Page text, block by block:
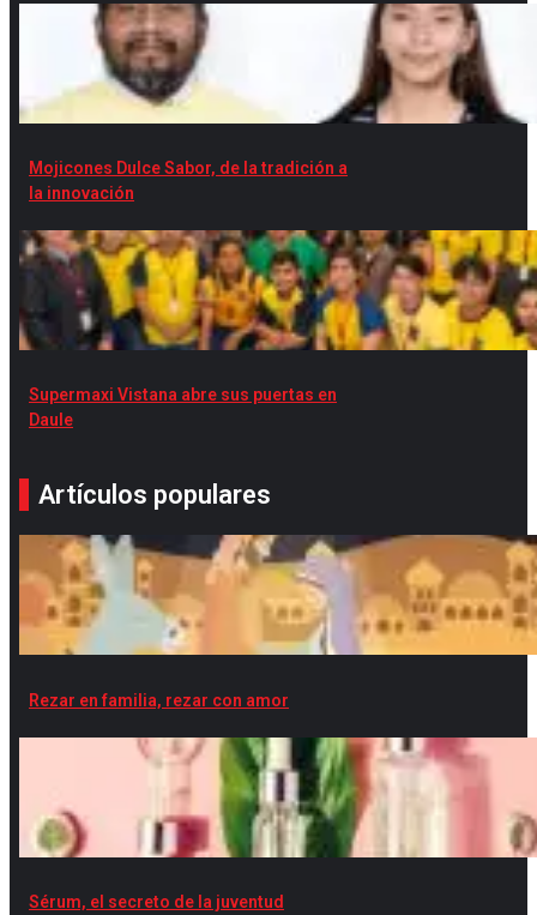
Mojicones Dulce Sabor, de la tradición a
la innovación
Supermaxi Vistana abre sus puertas en
Daule
Artículos populares
Rezar en familia, rezar con amor
Sérum, el secreto de la juventud